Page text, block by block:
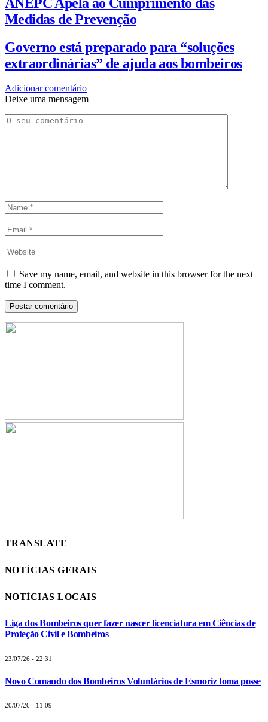
Medidas de Prevenção
Governo está preparado para “soluções
extraordinárias” de ajuda aos bombeiros
Adicionar comentário
Deixe uma mensagem
Save my name, email, and website in this browser for the next
time I comment.
TRANSLATE
NOTÍCIAS GERAIS
NOTÍCIAS LOCAIS
Liga dos Bombeiros quer fazer nascer licenciatura em Ciências de
Proteção Civil e Bombeiros
23/07/26 - 22:31
Novo Comando dos Bombeiros Voluntários de Esmoriz toma posse
20/07/26 - 11:09